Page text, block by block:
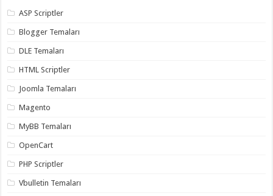
taşıma,
evden
taşımacılık,
gaziantep
organizasyon
gaziantep
organizasyon,
gaziantep
organizasyon
gaziantep
gaziantep
gaziantep
gaziantep
twitter
ASP Scriptler
Blogger Temaları
DLE Temaları
HTML Scriptler
Joomla Temaları
Magento
MyBB Temaları
OpenCart
PHP Scriptler
Vbulletin Temaları